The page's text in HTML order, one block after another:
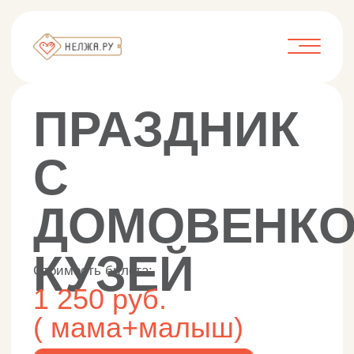
С
ДОМОВЕНКОМ
КУЗЕЙ
Стоимость билета:
1 250 руб.
( мама+малыш)